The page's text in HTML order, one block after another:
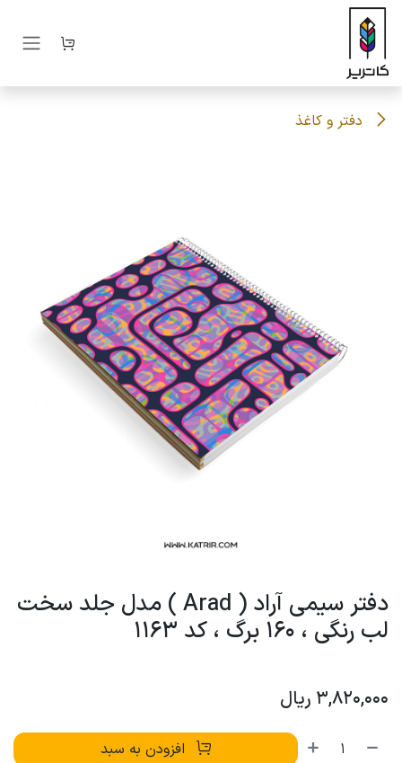
صرف نظر و مشاهده محتوا
دفتر و کاغذ
دفتر سیمی آراد ( Arad ) مدل جلد سخت
لب رنگی ، 160 برگ ، کد 1163
3,820,000 ریال
افزودن به سبد